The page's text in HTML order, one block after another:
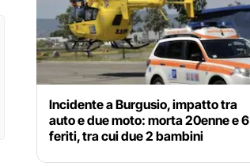
Incidente a Burgusio, impatto tra
auto e due moto: morta 20enne e 6
feriti, tra cui due 2 bambini